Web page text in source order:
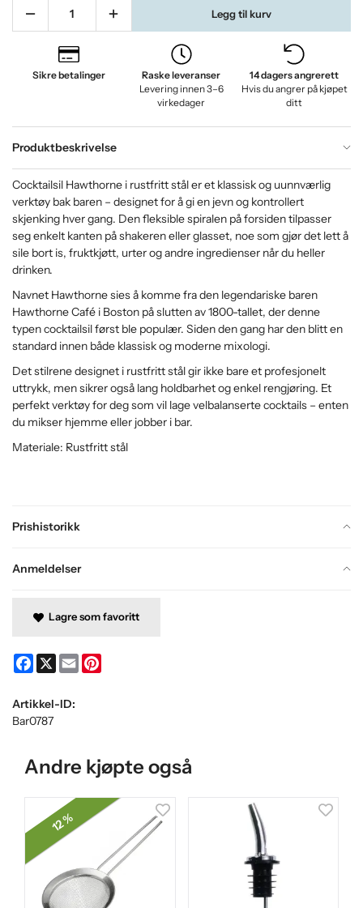
Legg til kurv
Sikre betalinger
Raske leveranser
Levering innen 3–6
virkedager
14 dagers angrerett
Hvis du angrer på kjøpet
ditt
Produktbeskrivelse
Prishistorikk
Anmeldelser
Cocktailsil Hawthorne i rustfritt stål er et klassisk og uunnværlig
verktøy bak baren – designet for å gi en jevn og kontrollert
skjenking hver gang. Den fleksible spiralen på forsiden tilpasser
seg enkelt kanten på shakeren eller glasset, noe som gjør det lett å
sile bort is, fruktkjøtt, urter og andre ingredienser når du heller
drinken.
Navnet Hawthorne sies å komme fra den legendariske baren
Hawthorne Café i Boston på slutten av 1800-tallet, der denne
typen cocktailsil først ble populær. Siden den gang har den blitt en
standard innen både klassisk og moderne mixologi.
Det stilrene designet i rustfritt stål gir ikke bare et profesjonelt
uttrykk, men sikrer også lang holdbarhet og enkel rengjøring. Et
perfekt verktøy for deg som vil lage velbalanserte cocktails – enten
du mikser hjemme eller jobber i bar.
Materiale: Rustfritt stål
Lagre som favoritt
Facebook
X Email
Artikkel-ID:
Bar0787
Andre kjøpte også
12 %